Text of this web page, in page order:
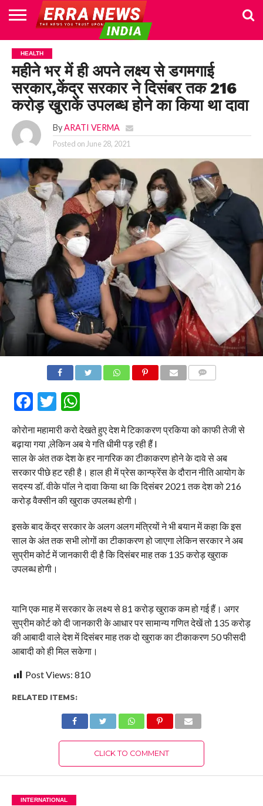
HOME
POLITICS
NEWS
BUSINESS
CULTURE
NATIONAL
SPORTS
LIFESTYLE
TRAVEL
OPINION
BREAKING
NEWS
ENTERTAINMENT
WORLD
CRIME
JOIN
US
HEALTH
महीने भर में ही अपने लक्ष्य से डगमगाई
सरकार,केंद्र सरकार ने दिसंबर तक 216
करोड़ खुराकें उपलब्ध होने का किया था दावा
By ARATI VERMA
Posted on June 28, 2021
Facebook
Twitter
WhatsApp
कोरोना महामारी करो देखते हुए देश मे टिकाकरण प्रकिया को काफी तेजी से
बढ़ाया गया ,लेकिन अब ये गति धीमी पड़ रही हैं l
साल के अंत तक देश के हर नागरिक का टीकाकरण होने के दावे से अब
सरकार पीछे हट रही है। हाल ही में प्रेस कान्फ्रेंस के दौरान नीति आयोग के
सदस्य डॉ. वीके पॉल ने दावा किया था कि दिसंबर 2021 तक देश को 216
करोड़ वैक्सीन की खुराक उपलब्ध होगी।
इसके बाद केंद्र सरकार के अलग अलग मंत्रियों ने भी बयान में कहा कि इस
साल के अंत तक सभी लोगों का टीकाकरण हो जाएगा लेकिन सरकार ने अब
सुप्रीम कोर्ट में जानकारी दी है कि दिसंबर माह तक 135 करोड़ खुराक
उपलब्ध होगी।
यानि एक माह में सरकार के लक्ष्य से 81 करोड़ खुराक कम हो गई हैं। अगर
सुप्रीम कोर्ट को दी जानकारी के आधार पर सामान्य गणित देखें तो 135 करोड़
की आबादी वाले देश में दिसंबर माह तक दो खुराक का टीकाकरण 50 फीसदी
आबादी को ही मिल सकेगा।
Post Views: 810
RELATED ITEMS:
CLICK TO COMMENT
INTERNATIONAL